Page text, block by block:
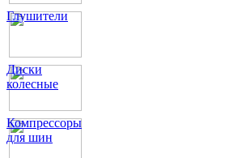
Глушители
Диски
колесные
Компрессоры
для шин